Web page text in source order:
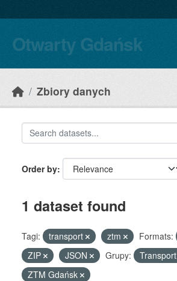
Otwarty Gdańsk
Zbiory danych
Order by
1 dataset found
Tagi: transport ztm Formats:
ZIP
JSON Grupy: Transport
ZTM Gdańsk